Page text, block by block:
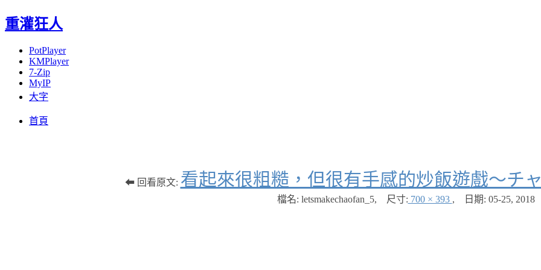
重灌狂人
PotPlayer
KMPlayer
7-Zip
MyIP
大字
首頁
⬅ 回看原文: 看起來很粗糙，但很有手感的炒飯遊戲～チ
檔名: letsmakechaofan_5, 尺寸: 700 × 393 , 日期: 05-25, 2018